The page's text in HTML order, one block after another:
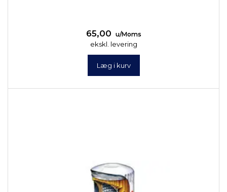
65,00 u/Moms
ekskl. levering
Læg i kurv